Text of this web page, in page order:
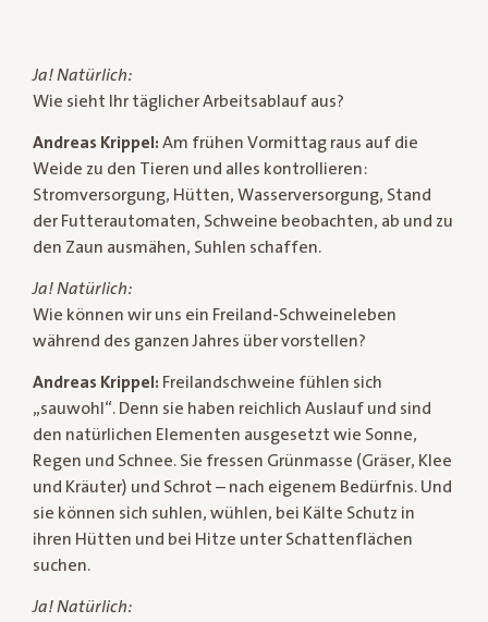
Ja! Natürlich:
Wie sieht Ihr täglicher Arbeitsablauf aus?
Andreas Krippel: Am frühen Vormittag raus auf die
Weide zu den Tieren und alles kontrollieren:
Stromversorgung, Hütten, Wasserversorgung, Stand
der Futterautomaten, Schweine beobachten, ab und zu
den Zaun ausmähen, Suhlen schaffen.
Ja! Natürlich:
Wie können wir uns ein Freiland-Schweineleben
während des ganzen Jahres über vorstellen?
Andreas Krippel: Freilandschweine fühlen sich
„sauwohl“. Denn sie haben reichlich Auslauf und sind
den natürlichen Elementen ausgesetzt wie Sonne,
Regen und Schnee. Sie fressen Grünmasse (Gräser, Klee
und Kräuter) und Schrot – nach eigenem Bedürfnis. Und
sie können sich suhlen, wühlen, bei Kälte Schutz in
ihren Hütten und bei Hitze unter Schattenflächen
suchen.
Ja! Natürlich: